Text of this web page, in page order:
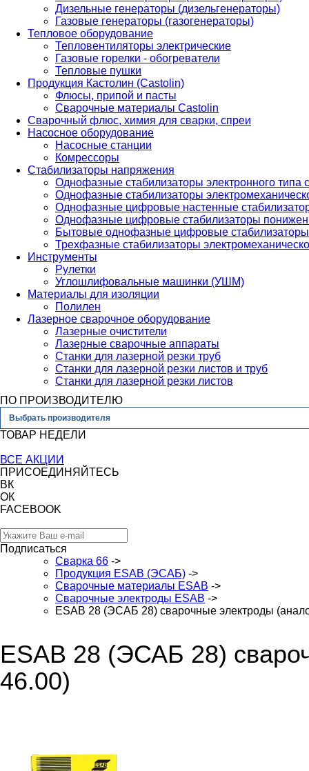
Дизельные генераторы (дизельгенераторы)
Газовые генераторы (газогенераторы)
Тепловое оборудование
Тепловентиляторы электрические
Газовые горелки - обогреватели
Тепловые пушки
Продукция Кастолин (Castolin)
Флюсы, припой и пасты
Сварочные материалы Castolin
Сварочный флюс, химия для сварки, спреи
Насосное оборудование
Насосные станции
Комрессоры
Стабилизаторы напряжения
Однофазные стабилизаторы электронного
Однофазные стабилизаторы
Однофазные цифровые настенные
Однофазные цифровые стабилизаторы
Бытовые однофазные цифровые стабилизаторы
Трехфазные стабилизаторы
Инструменты
Рулетки
Углошлифовальные машинки (УШМ)
Материалы для изоляции
Полилен
Лазерное сварочное оборудование
Лазерные очистители
Лазерные сварочные аппараты
Станки для лазерной резки труб
Станки для лазерной резки листов и труб
Станки для лазерной резки листов
ПО ПРОИЗВОДИТЕЛЮ
Выбрать производителя
ТОВАР НЕДЕЛИ
ВСЕ АКЦИИ
ПРИСОЕДИНЯЙТЕСЬ
ВК
ОК
FACEBOOK
Подписаться
Сварка 66 ->
Продукция ESAB (ЭСАБ) ->
Сварочные материалы ESAB ->
Сварочные электроды ESAB ->
ESAB 28 (ЭСАБ 28) сварочные электроды
ESAB 28 (ЭСАБ 28)
46.00)